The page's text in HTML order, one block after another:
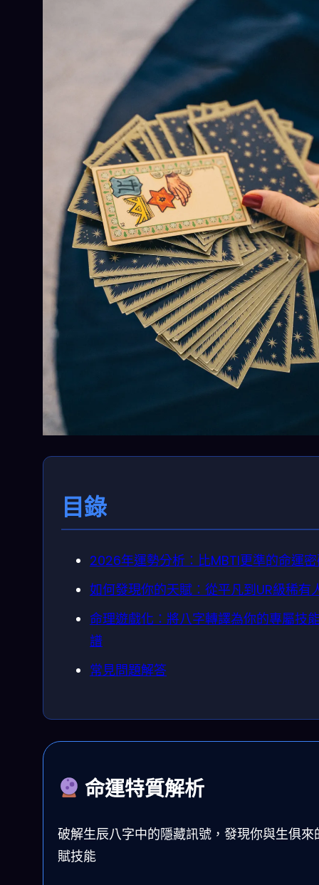
目錄
2026年運勢分析：比MBTI更準的命運
如何發現你的天賦：從平凡到UR級稀有
命理遊戲化：將八字轉譯為你的專屬技
譜
常見問題解答
命運特質解析
破解生辰八字中的隱藏訊號，發現你與生俱來
賦技能